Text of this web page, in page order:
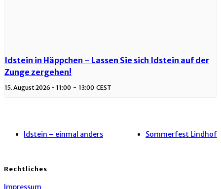
Idstein in Häppchen – Lassen Sie sich Idstein auf der
Zunge zergehen!
15. August 2026 - 11:00 - 13:00 CEST
Idstein – einmal anders Sommerfest Lindhof
Rechtliches
Impressum